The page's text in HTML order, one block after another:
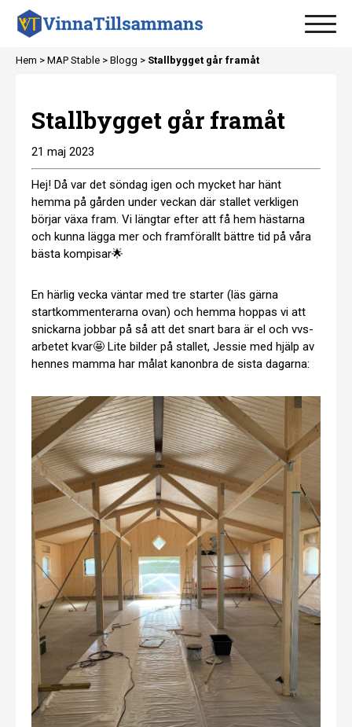
Hem > MAP Stable > Blogg > Stallbygget går framåt
Stallbygget går framåt
21 maj 2023
Hej! Då var det söndag igen och mycket har hänt
hemma på gården under veckan där stallet verkligen
börjar växa fram. Vi längtar efter att få hem hästarna
och kunna lägga mer och framförallt bättre tid på våra
bästa kompisar🌟
En härlig vecka väntar med tre starter (läs gärna
startkommenterarna ovan) och hemma hoppas vi att
snickarna jobbar på så att det snart bara är el och vvs-
arbetet kvar🤩 Lite bilder på stallet, Jessie med hjälp av
hennes mamma har målat kanonbra de sista dagarna: